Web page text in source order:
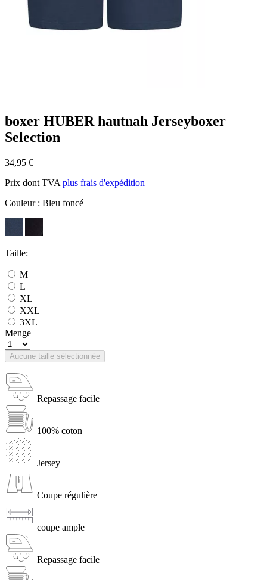
boxer HUBER hautnah Jerseyboxer
Selection
34,95 €
Prix dont TVA plus frais d'expédition
Couleur : Bleu foncé
Taille:
M
L
XL
XXL
3XL
Menge
Aucune taille sélectionnée
Repassage facile
100% coton
Jersey
Coupe régulière
coupe ample
Repassage facile